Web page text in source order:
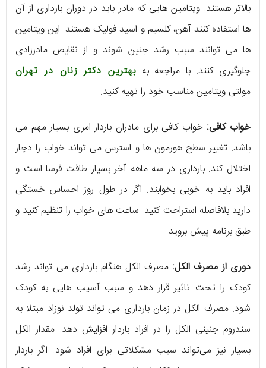
بالاتر هستند. ویتامین هایی که مادر باید در دوران بارداری از آن
ها استفاده کنند آهن، کلسیم و اسید فولیک هستند. این ویتامین
ها می توانند سبب رشد جنین شوند و از نقایص مادرزادی
جلوگیری کنند. با مراجعه به بهترین دکتر زنان در تهران
مولتی ویتامین مناسب خود را تهیه کنید.
خواب کافی: خواب کافی برای مادران باردار امری بسیار مهم می
باشد. تغییر سطح هورمون ها و استرس می تواند خواب را دچار
اختلال کند. بارداری در سه ماهه آخر بسیار طاقت فرسا است و
افراد باید به خوبی بخوابند. اگر در طول روز احساس خستگی
دارید بلافاصله استراحت کنید. ساعت های خواب را تنظیم کنید و
طبق برنامه پیش بروید.
دوری از مصرف الکل: مصرف الکل هنگام بارداری می تواند رشد
کودک را تحت تاثیر قرار دهد و سبب آسیب هایی به کودک
شود. مصرف الکل در زمان بارداری می تواند تولد نوزاد مبتلا به
سندروم جنینی الکل را در افراد باردار افزایش دهد. مقدار الکل
بسیار نیز می‌تواند سبب مشکلاتی برای افراد شود. اگر باردار